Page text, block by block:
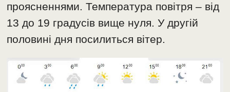
проясненнями. Температура повітря – від
13 до 19 градусів вище нуля. У другій
половині дня посилиться вітер.